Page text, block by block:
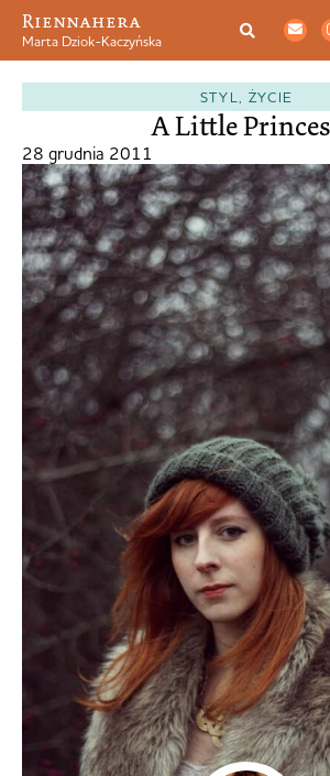
Riennahera
Marta Dziok-Kaczyńska
STYL ŻYCIE
A Little
28 grudnia 2011